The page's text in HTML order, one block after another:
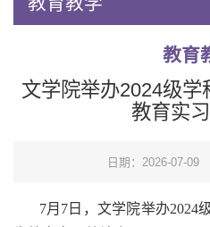
教育
文学院举办2024级
教育实
日期：2026-07-09
7月7日，文学院举办2024